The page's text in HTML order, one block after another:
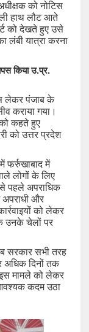
को नोटिस
हाथ लौट आते
को देखते हुए उसे
लंबी यात्रा करना
किया उ.प्र.
लेकर पंजाब के
कराया गया।
कहते हुए
को उत्तर प्रदेश
फर्रुखाबाद में
लोगों के लिए
पहले अपराधिक
और
को लेकर
उनके चेलों पर
सरकार सभी तरह
अधिक दिनों तक
इस मामले को लेकर
कदम उठा